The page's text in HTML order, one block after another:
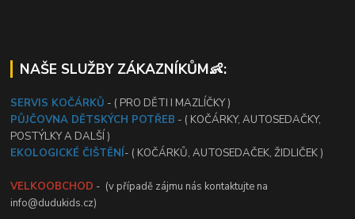
NAŠE SLUŽBY ZÁKAZNÍKŮM👶:
SERVIS KOČÁRKŮ - ( PRO DĚTI I MAZLÍČKY )
PŮJČOVNA DĚTSKÝCH POTŘEB - ( KOČÁRKY, AUTOSEDAČKY,
POSTÝLKY A DALŠÍ )
EKOLOGICKÉ ČIŠTĚNÍ- ( KOČÁRKŮ, AUTOSEDAČEK, ŽIDLIČEK )
VELKOOBCHOD - (v případě zájmu nás kontaktujte na
info@dudukids.cz)